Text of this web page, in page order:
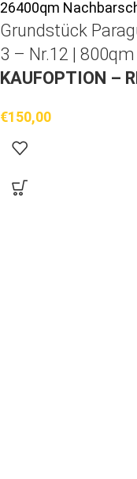
Grundstück
3 – Nr.12 |
KAUFOPTION –
€150,00